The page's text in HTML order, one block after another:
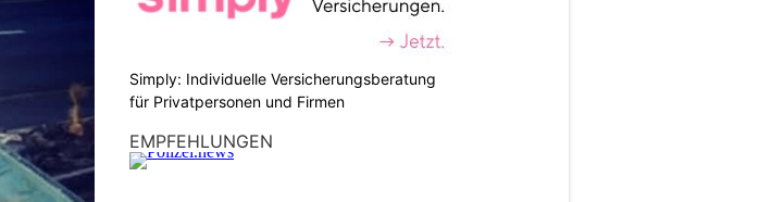
Simply: Individuelle Versicherungsberatung
für Privatpersonen und Firmen
EMPFEHLUNGEN